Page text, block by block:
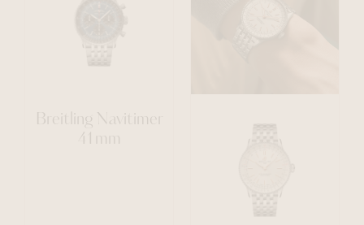
Breitling Navitimer
41mm